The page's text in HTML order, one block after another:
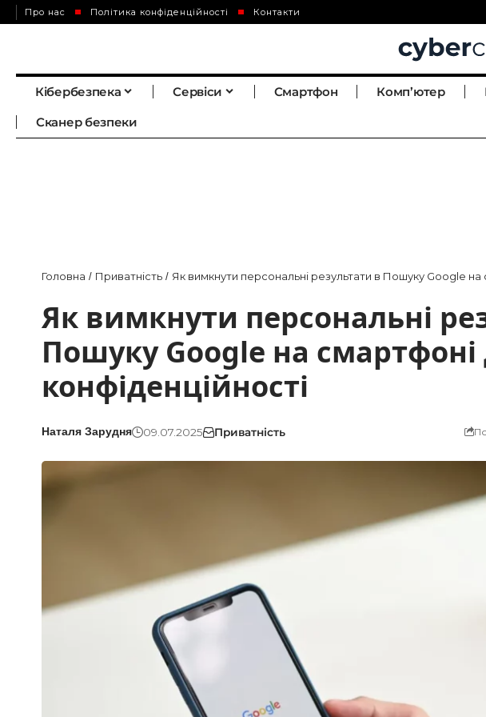
Про нас Політика конфіденційності Контакти
Кібербезпека Сервіси Смартфон Комп’ютер
Сканер безпеки
Головна / Приватність / Як вимкнути персональні результати в Пошуку Google на
Як вимкнути персональні
Пошуку Google на смартфоні
конфіденційності
Наталя Зарудня 09.07.2025 Приватність